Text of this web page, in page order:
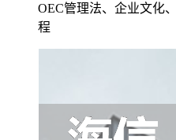
OEC管理法、企业文化
程